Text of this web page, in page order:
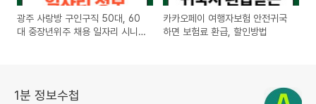
광주 사랑방 구인구직 50대, 60
대 중장년위주 채용 일자리 시니
카카오페이 여행자보험 안전귀국
하면 보험료 환급, 할인방법
1분 정보수첩